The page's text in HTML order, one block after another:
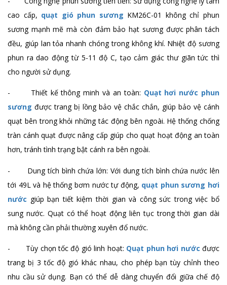
cao cấp, quạt gió phun sương KM26C-01 không chỉ phun
sương mạnh mẽ mà còn đảm bảo hạt sương được phân tách
đều, giúp lan tỏa nhanh chóng trong không khí. Nhiệt độ sương
phun ra dao động từ 5-11 độ C, tạo cảm giác thư giãn tức thì
cho người sử dụng.
- Thiết kế thông minh và an toàn: Quạt hơi nước phun
sương được trang bị lồng bảo vệ chắc chắn, giúp bảo vệ cánh
quạt bên trong khỏi những tác động bên ngoài. Hệ thống chống
tràn cánh quạt được nâng cấp giúp cho quạt hoạt động an toàn
hơn, tránh tình trạng bật cánh ra bên ngoài.
- Dung tích bình chứa lớn: Với dung tích bình chứa nước lên
tới 49L và hệ thống bơm nước tự động, quạt phun sương hơi
nước giúp bạn tiết kiệm thời gian và công sức trong việc bổ
sung nước. Quạt có thể hoạt động liên tục trong thời gian dài
mà không cần phải thường xuyên đổ nước.
- Tùy chọn tốc độ gió linh hoạt: Quạt phun hơi nước được
trang bị 3 tốc độ gió khác nhau, cho phép bạn tùy chỉnh theo
nhu cầu sử dụng. Bạn có thể dễ dàng chuyển đổi giữa chế độ